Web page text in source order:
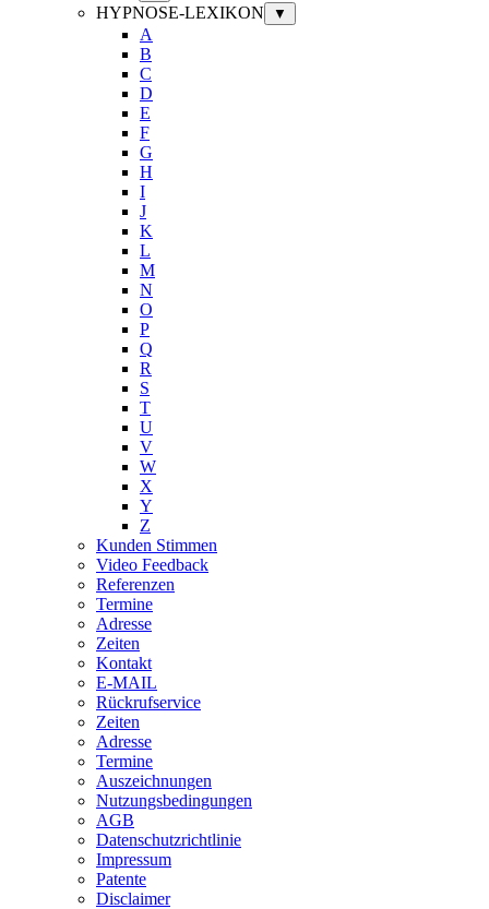
HYPNOSE-LEXIKON ▼
A
B
C
D
E
F
G
H
I
J
K
L
M
N
O
P
Q
R
S
T
U
V
W
X
Y
Z
Kunden Stimmen
Video Feedback
Referenzen
Termine
Adresse
Zeiten
Kontakt
E-MAIL
Rückrufservice
Zeiten
Adresse
Termine
Auszeichnungen
Nutzungsbedingungen
AGB
Datenschutzrichtlinie
Impressum
Patente
Disclaimer